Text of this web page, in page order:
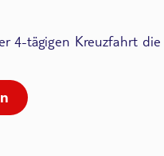
4-tägigen Kreuzfahrt die